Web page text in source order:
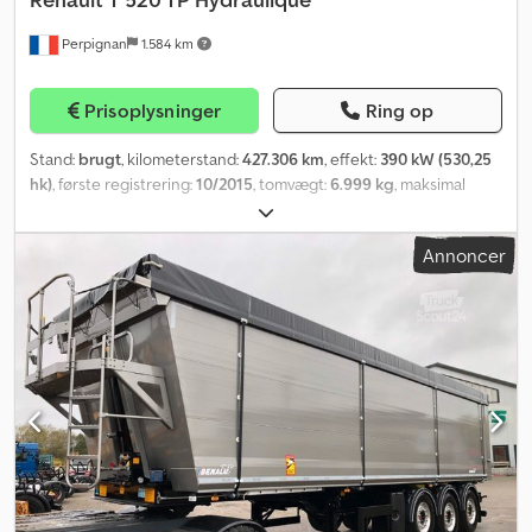
bindende*
Perpignan 1.584 km
Prisoplysninger Ring op
Stand: brugt, kilometerstand:427.306 km, effekt: 390 kW (530,25
hk), første registrering:10/2015, tomvægt:6.999 kg, maksimal
, samlet vægt:19.000 kg
akslekonfiguration:4x2, akselafstand:3.700 mm, bremser:
motorbremsning, førerhus: automatisk,
emissionsklasse:Euro 6 , affjedring:
Udstyr:ABS, airbag, bordincomputer, klimaanlæg
2157 SYLTRAILER TIL SALG? Renault T 520 trækbil med hydraulik,
4x2, Euro 6B, 2015 - Generelle information Mærke/Model: Renault
T 520 Type: Trækbil med hydraulisk udstyr Konfiguration: 4x2 År:
2015 Farve: Hvid Kilometerstand: 427.306 km Chassisnummer:
VF611A360GD00 Brændstof: Diesel Gearkasse: Automatisk Euro-
norm: Euro 6B - Motor Motor: Renault Trucks DTI 13 Effekt: 390 kW
(520 hk) Slagvolumen: 12.777 cm³ Antal cylindre: 6 cylindre i række
- Transmission Gearkasse: Automatisk Optidriver Hydraulisk udstyr:
Annoncer